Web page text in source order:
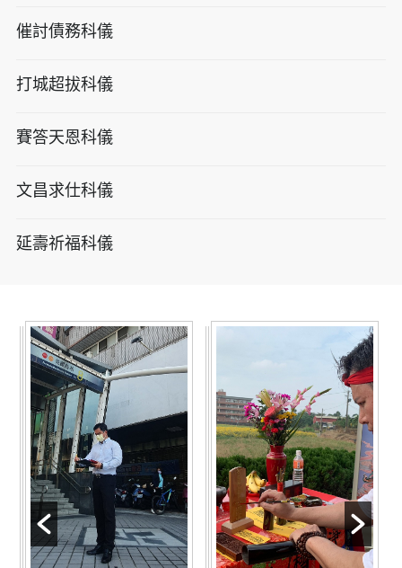
催討債務科儀
打城超拔科儀
賽答天恩科儀
文昌求仕科儀
延壽祈福科儀